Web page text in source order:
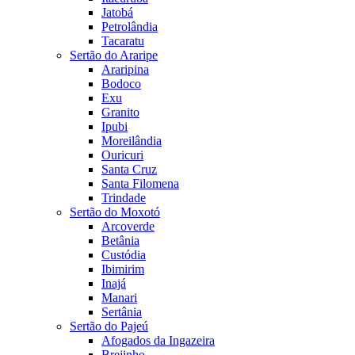
Jatobá
Petrolândia
Tacaratu
Sertão do Araripe
Araripina
Bodoco
Exu
Granito
Ipubi
Moreilândia
Ouricuri
Santa Cruz
Santa Filomena
Trindade
Sertão do Moxotó
Arcoverde
Betânia
Custódia
Ibimirim
Inajá
Manari
Sertânia
Sertão do Pajeú
Afogados da Ingazeira